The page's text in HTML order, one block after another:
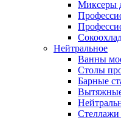
Миксеры
Нейтральное
Ванны
Столы
Барные